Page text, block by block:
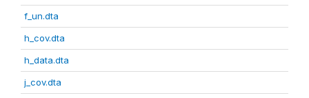
f_un.dta
h_cov.dta
h_data.dta
j_cov.dta